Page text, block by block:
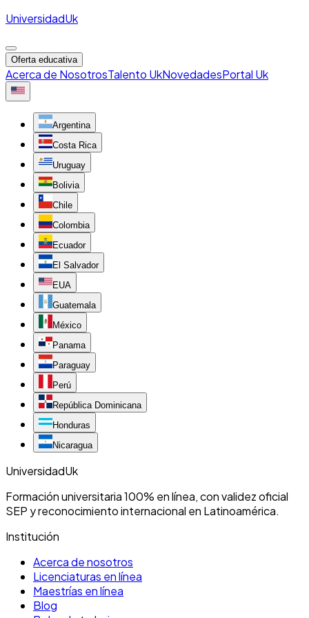
UniversidadUk
Oferta educativa
Acerca de NosotrosTalento UkNovedadesPortal Uk
Argentina
Costa Rica
Uruguay
Bolivia
Chile
Colombia
Ecuador
El Salvador
EUA
Guatemala
México
Panama
Paraguay
Perú
República Dominicana
Honduras
Nicaragua
UniversidadUk
Formación universitaria 100% en línea, con validez oficial
SEP y reconocimiento internacional en Latinoamérica.
Institución
Acerca de nosotros
Licenciaturas en línea
Maestrías en línea
Blog